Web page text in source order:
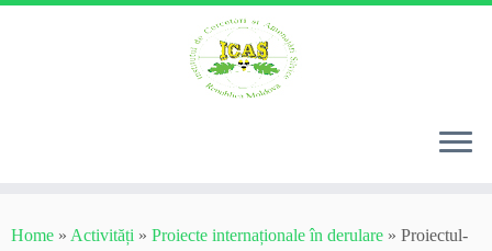
toHome » Activități » Proiecte internaționale în derulare » Proiectul-